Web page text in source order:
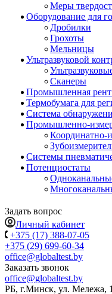
Меры
Оборудование для
Дробилки
Грохоты
Мельницы
Ультразвуковой
Сканеры
Промышленная
Термобумага для
Система
Промышленно-
Координатно-
Системы
Потенциостаты
Задать вопрос
Личный кабинет
+375 (17) 388-07-05
+375 (29) 699-60-34
office@globaltest.by
Заказать звонок
office@globaltest.by
РБ, г.Минск, ул. Мележа,